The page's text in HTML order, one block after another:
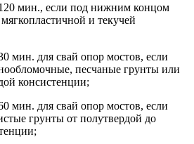
мин., если под нижним концом
и текучей
мин. для свай опор мостов, если
песчаные грунты или
консистенции;
мин. для свай опор мостов, если
грунты от полутвердой до